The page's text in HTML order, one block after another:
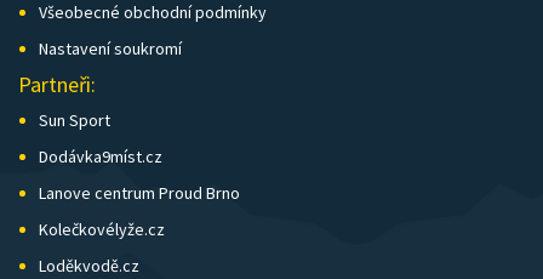
Všeobecné obchodní podmínky
Nastavení soukromí
Partneři:
Sun Sport
Dodávka9míst.cz
Lanove centrum Proud Brno
Kolečkovélyže.cz
Loděkvodě.cz